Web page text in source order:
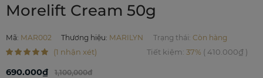
Morelift Cream 50g
Mã: MAR002 Thương hiệu: MARILYN Trạng thái: Còn hàng
(1 nhận xét) Tiết kiệm: 37% ( 410.000₫)
690.000₫ 1,100,000đ